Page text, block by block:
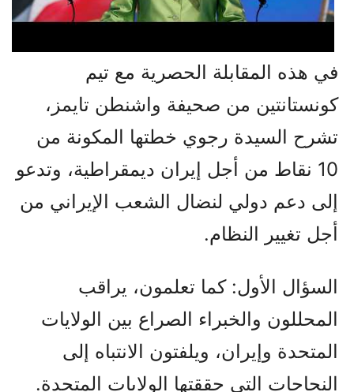
في هذه المقابلة الحصرية مع تيم
كونستانتين من صحيفة واشنطن تايمز،
تشرح السيدة رجوي خطتها المكونة من
10 نقاط من أجل إيران ديمقراطية، وتدعو
إلى دعم دولي لنضال الشعب الإيراني من
أجل تغيير النظام.
السؤال الأول: كما تعلمون، يراقب
المحللون والخبراء الصراع بين الولايات
المتحدة وإيران، ويلفتون الانتباه إلى
النجاحات التي حققتها الولايات المتحدة.